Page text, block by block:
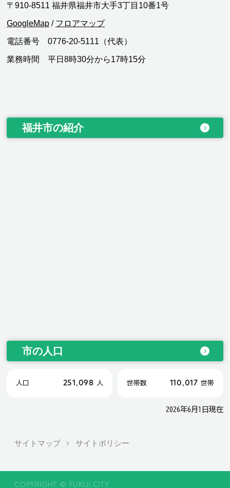
〒910-8511 福井県福井市大手3丁目10番1号
GoogleMap / フロアマップ
電話番号 0776-20-5111（代表）
業務時間 平日8時30分から17時15分
福井市の紹介
市の人口
人口 251,098 人 世帯数 110,017 世帯
2026年6月1日現在
サイトマップ サイトポリシー
COPYRIGHT © FUKUI CITY